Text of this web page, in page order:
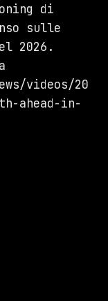
di
sulle
2026.
videos/20
ahead-in-